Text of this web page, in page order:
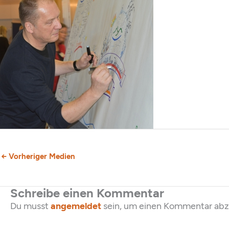
← Vorheriger Medien
Schreibe einen Kommentar
Du musst angemeldet sein, um einen Kommentar